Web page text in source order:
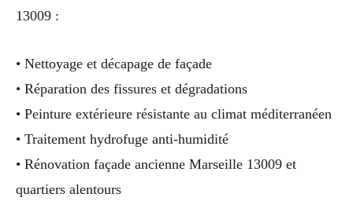
13009 :
• Nettoyage et décapage de façade
• Réparation des fissures et dégradations
• Peinture extérieure résistante au climat méditerranéen
• Traitement hydrofuge anti-humidité
• Rénovation façade ancienne Marseille 13009 et
quartiers alentours